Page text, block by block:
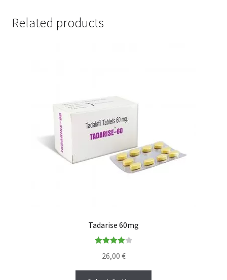
Related products
Tadarise 60mg
4.00out
26,00 €